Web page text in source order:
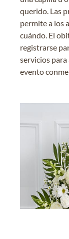
querido. Las
permite a los
cuándo. El
registrarse
servicios para
evento